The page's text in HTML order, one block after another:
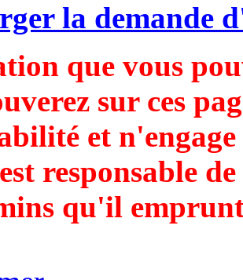
la demande
que vous
sur ces
et
responsable
qu'il